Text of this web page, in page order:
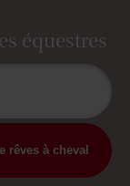
équestres
rêves à cheval